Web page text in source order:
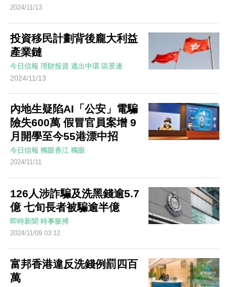
2024/11/13
投資移民計劃背後龐大利益
產業鏈
今日信報 理財投資 逃出中環 區景連
2024/11/13
內地生疑陷AI「公安」電騙
險失600萬 假冒官員案增 9
月開學至今55港漂中招
今日信報 獨眼香江 獨眼
2024/11/11
126人涉詐騙及洗黑錢逾5.7
億 七旬長者被騙逾半億
即時新聞 時事脈搏
2024/11/09 03:12
富邦香港違反洗錢例罰四百
萬